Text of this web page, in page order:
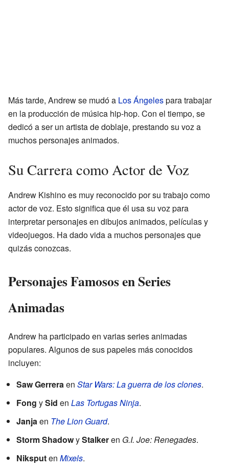
Más tarde, Andrew se mudó a Los Ángelespara trabajar
en la producción de música hip-hop. Con el tiempo, se
dedicó a ser un artista de doblaje, prestando su voz a
muchos personajes animados.
Su Carrera como Actor de Voz
Andrew Kishino es muy reconocido por su trabajo como
actor de voz. Esto significa que él usa su voz para
interpretar personajes en dibujos animados, películas y
videojuegos. Ha dado vida a muchos personajes que
quizás conozcas.
Personajes Famosos en Series
Animadas
Andrew ha participado en varias series animadas
populares. Algunos de sus papeles más conocidos
incluyen:
Saw Gerreraen Star Wars: La guerra de los clones.
Fong ySid en Las Tortugas Ninja.
Janjaen The Lion Guard.
Storm ShadowyStalkeren G.I. Joe: Renegades.
Niksputen Mixels.